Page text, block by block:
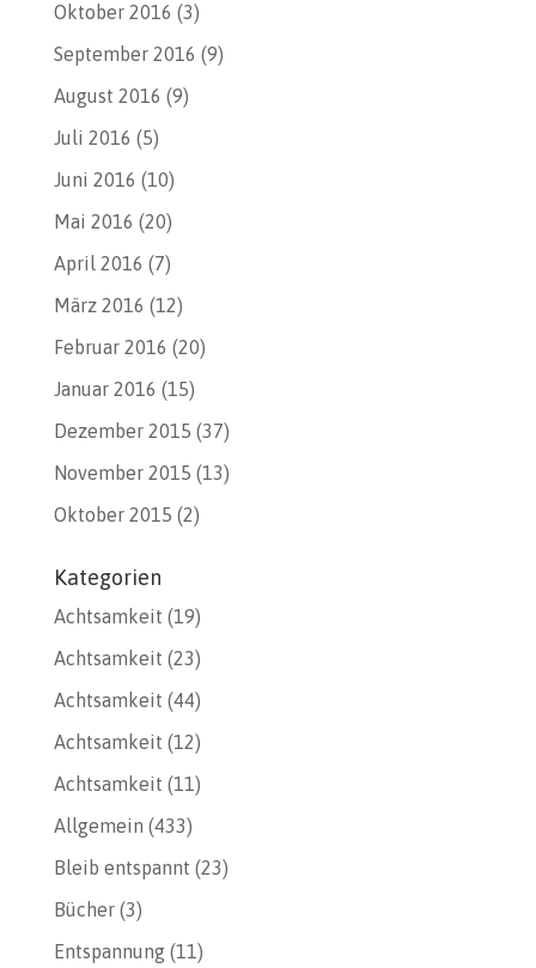
Oktober 2016 (3)
September 2016 (9)
August 2016 (9)
Juli 2016 (5)
Juni 2016 (10)
Mai 2016 (20)
April 2016 (7)
März 2016 (12)
Februar 2016 (20)
Januar 2016 (15)
Dezember 2015 (37)
November 2015 (13)
Oktober 2015 (2)
Kategorien
Achtsamkeit (19)
Achtsamkeit (23)
Achtsamkeit (44)
Achtsamkeit (12)
Achtsamkeit (11)
Allgemein (433)
Bleib entspannt (23)
Bücher(3)
Entspannung(11)